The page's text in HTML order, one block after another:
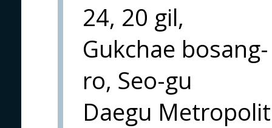
24, 20 gil,
Gukchae bosang-
ro, Seo-gu
Daegu